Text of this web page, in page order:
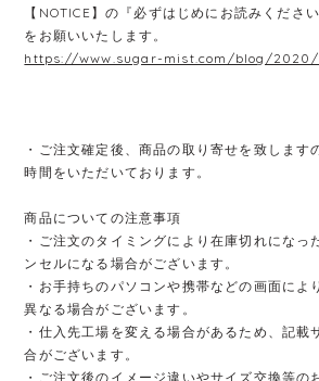
【NOTICE】の『必ずはじめにお読みくださ
をお願いいたします。
https://www.sugar-mist.com/blog/2020/
・ご注文確定後、商品の取り寄せを致します
時間をいただいております。
商品についての注意事項
・ご注文のタイミングにより在庫切れになっ
ンセルになる場合がございます。
・お手持ちのパソコンや携帯などの画面によ
異なる場合がございます。
・仕入先工場を変える場合があるため、記載
合がございます。
・ご注文後のイメージ違いやサイズ交換等の